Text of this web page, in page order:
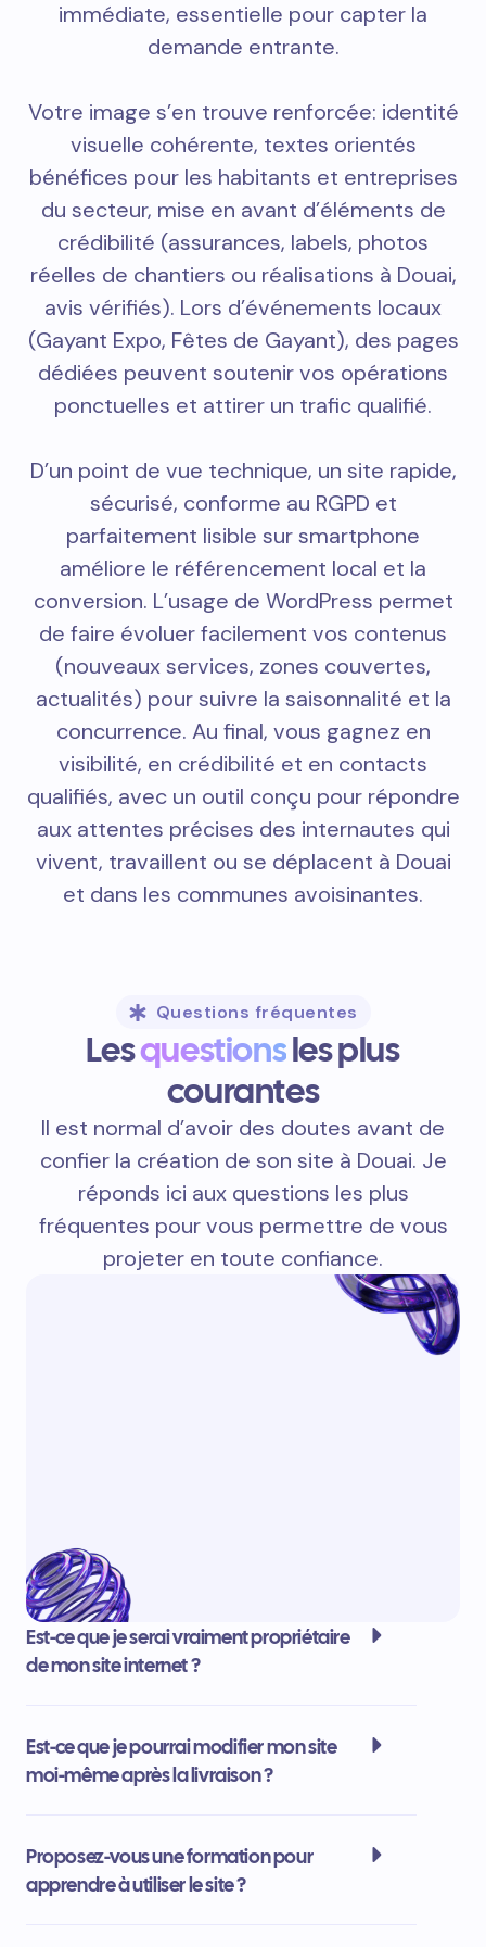
clients de Cuincy ou Flers-en-Escrebieux,
et informations pratiques à jour (horaires,
d’une carte, de boutons d’appel et d’un
formulaire court facilite la prise de contact
immédiate, essentielle pour capter la
demande entrante.
Votre image s’en trouve renforcée: identité
visuelle cohérente, textes orientés
bénéfices pour les habitants et entreprises
du secteur, mise en avant d’éléments de
crédibilité (assurances, labels, photos
avis vérifiés). Lors d’événements locaux
(Gayant Expo, Fêtes de Gayant), des pages
dédiées peuvent soutenir vos opérations
ponctuelles et attirer un trafic qualifié.
D’un point de vue technique, un site rapide,
sécurisé, conforme au RGPD et
parfaitement lisible sur smartphone
améliore le référencement local et la
conversion. L’usage de WordPress permet
de faire évoluer facilement vos contenus
(nouveaux services, zones couvertes,
actualités) pour suivre la saisonnalité et la
concurrence. Au final, vous gagnez en
vivent, travaillent ou se déplacent à Douai
et dans les communes avoisinantes.
Lesquestionsles plus
courantes
Il est normal d’avoir des doutes avant de
confier la création de son site à Douai. Je